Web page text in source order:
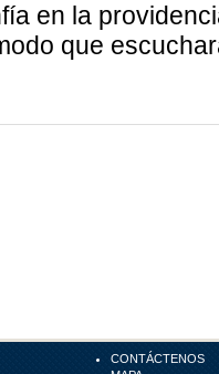
en la
que
CONTÁCTENOS